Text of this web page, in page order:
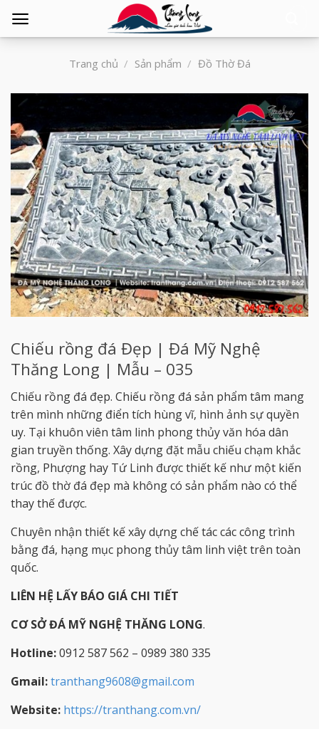
Trang chủ / Sản phẩm / Đồ Thờ Đá
Chiếu rồng đá Đẹp | Đá Mỹ Nghệ
Thăng Long | Mẫu – 035
Chiếu rồng đá đẹp. Chiếu rồng đá sản phẩm tâm mang
trên mình những điển tích hùng vĩ, hình ảnh sự quyền
uy. Tại khuôn viên tâm linh phong thủy văn hóa dân
gian truyền thống. Xây dựng đặt mẫu chiếu chạm khắc
rồng, Phượng hay Tứ Linh được thiết kế như một kiến
trúc đồ thờ đá đẹp mà không có sản phẩm nào có thể
thay thế được.
Chuyên nhận thiết kế xây dựng chế tác các công trình
bằng đá, hạng mục phong thủy tâm linh việt trên toàn
quốc.
LIÊN HỆ LẤY BÁO GIÁ CHI TIẾT
CƠ SỞ ĐÁ MỸ NGHỆ THĂNG LONG.
Hotline:0912 587 562 – 0989 380 335
Gmail:tranthang9608@gmail.com
Website: https://tranthang.com.vn/